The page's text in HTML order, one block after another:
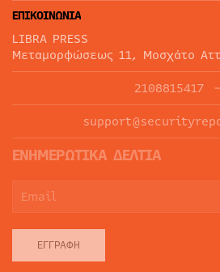
ΕΠΙΚΟΙΝΩΝΙΑ
LIBRA PRESS
Μεταμορφώσεως 11, Μοσχάτο
2108815417
ΕΝΗΜΕΡΩΤΙΚΑ ΔΕΛΤΙΑ
ΕΓΓΡΑΦΉ